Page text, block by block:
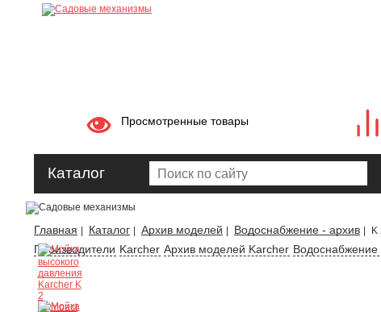
Просмотренные товары
Каталог
Главная Каталог Архив моделей Водоснабжение - архив K
Производители Karcher Архив моделей Karcher Водоснабжение